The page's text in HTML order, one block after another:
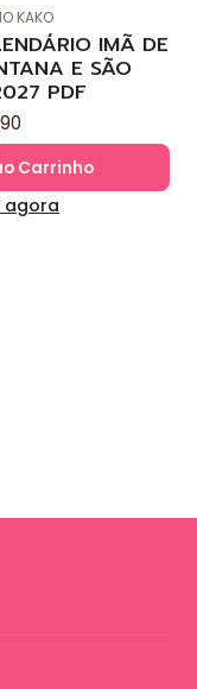
KAKO
IMÃ DE
E SÃO
PDF
Carrinho
agora